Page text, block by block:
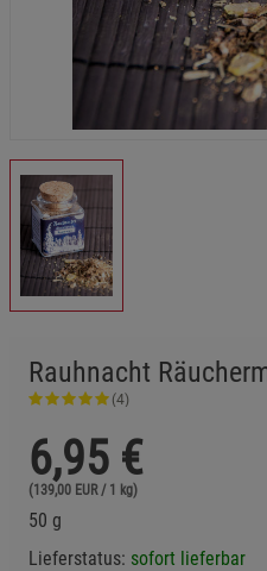
Rauhnacht
(4)
6,95 €
(139,00 EUR / 1 kg)
50 g
Lieferstatus: sofort lieferbar